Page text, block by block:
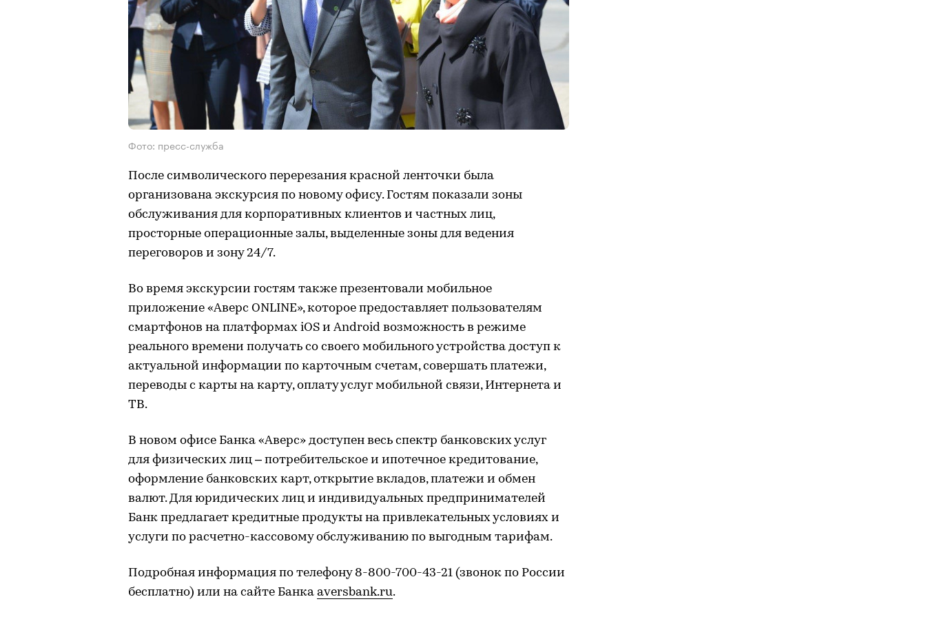
Фото: пресс-служба
После символического перерезания красной ленточки была
организована экскурсия по новому офису. Гостям показали зоны
обслуживания для корпоративных клиентов и частных лиц,
просторные операционные залы, выделенные зоны для ведения
переговоров и зону 24/7.
Во время экскурсии гостям также презентовали мобильное
приложение «Аверс ONLINE», которое предоставляет пользователям
смартфонов на платформах iOS и Android возможность в режиме
реального времени получать со своего мобильного устройства доступ к
актуальной информации по карточным счетам, совершать платежи,
переводы с карты на карту, оплату услуг мобильной связи, Интернета и
ТВ.
В новом офисе Банка «Аверс» доступен весь спектр банковских услуг
для физических лиц – потребительское и ипотечное кредитование,
оформление банковских карт, открытие вкладов, платежи и обмен
валют. Для юридических лиц и индивидуальных предпринимателей
Банк предлагает кредитные продукты на привлекательных условиях и
услуги по расчетно-кассовому обслуживанию по выгодным тарифам.
Подробная информация по телефону 8-800-700-43-21 (звонок по России
бесплатно) или на сайте Банка aversbank.ru.